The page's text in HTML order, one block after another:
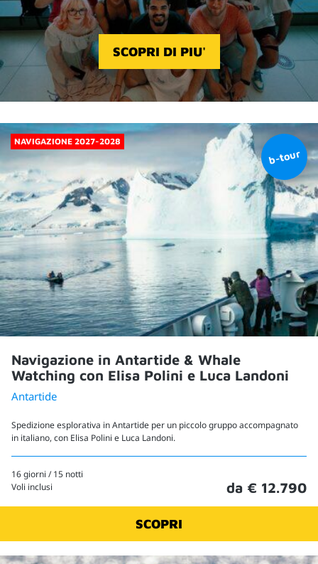
SCOPRI DI PIU'
NAVIGAZIONE 2027-2028
Navigazione in Antartide & Whale
Watching con Elisa Polini e Luca Landoni
Antartide
Spedizione esplorativa in Antartide per un piccolo gruppo accompagnato
in italiano, con Elisa Polini e Luca Landoni.
16 giorni / 15 notti
Voli inclusi
da € 12.790
SCOPRI